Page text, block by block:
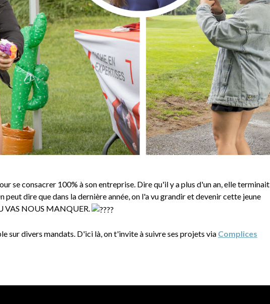
se consacrer 100% à son entreprise. Dire qu'il y a plus d'un an, elle terminait
peut dire que dans la dernière année, on l'a vu grandir et devenir cette jeune
VAS NOUS MANQUER.
sur divers mandats. D'ici là, on t'invite à suivre ses projets via Complices